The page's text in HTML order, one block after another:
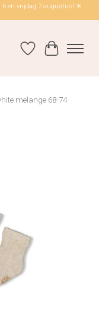
6 en vrijdag 7 augustus! ☀
Verlanglijst
melange 68-74